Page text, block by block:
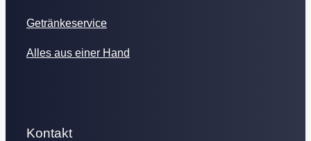
Getränkeservice
Alles aus einer Hand
Kontakt